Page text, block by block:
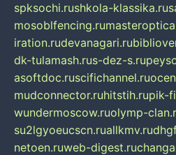
spksochi.rushkola-klassika.ru
mosoblfencing.ru
iration.rudevanagari.ru
dk-tulamash.rus-dez-s.ru
asoftdoc.ruscifichannel.ru
mudconnector.ruhitstih.rupik-
wundermoscow.ruolymp-
su2lgyoeucscn.ruallkmv.ru
netoen.ruweb-digest.ru